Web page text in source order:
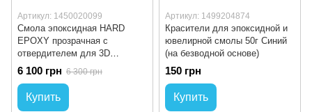
Артикул: 1450020099
Cмола эпоксидная HARD
EPOXY прозрачная с
отвердителем для 3D
столешниц 10кг
6 100 грн 6 300 грн
Купить
Артикул: 1499204874
Красители для эпоксидной и
ювелирной смолы 50г Синий
(на безводной основе)
150 грн
Купить